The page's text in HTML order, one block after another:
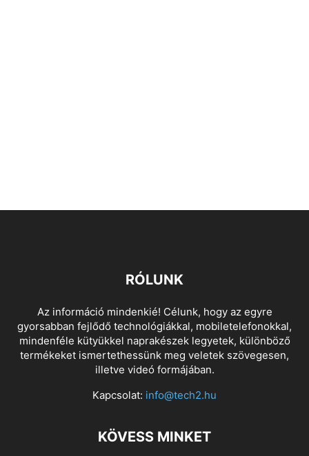
RÓLUNK
Az információ mindenkié! Célunk, hogy az egyre
gyorsabban fejlődő technológiákkal, mobiletelefonokkal,
mindenféle kütyükkel naprakészek legyetek, különböző
termékeket ismertethessünk meg veletek szövegesen,
illetve videó formájában.
Kapcsolat: info@tech2.hu
KÖVESS MINKET